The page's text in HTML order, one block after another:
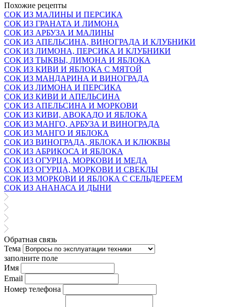
Похожие рецепты
СОК ИЗ МАЛИНЫ И ПЕРСИКА
СОК ИЗ ГРАНАТА И ЛИМОНА
СОК ИЗ АРБУЗА И МАЛИНЫ
СОК ИЗ АПЕЛЬСИНА, ВИНОГРАДА И КЛУБНИКИ
СОК ИЗ ЛИМОНА, ПЕРСИКА И КЛУБНИКИ
СОК ИЗ ТЫКВЫ, ЛИМОНА И ЯБЛОКА
СОК ИЗ КИВИ И ЯБЛОКА С МЯТОЙ
СОК ИЗ МАНДАРИНА И ВИНОГРАДА
СОК ИЗ ЛИМОНА И ПЕРСИКА
СОК ИЗ КИВИ И АПЕЛЬСИНА
СОК ИЗ АПЕЛЬСИНА И МОРКОВИ
СОК ИЗ КИВИ, АВОКАДО И ЯБЛОКА
СОК ИЗ МАНГО, АРБУЗА И ВИНОГРАДА
СОК ИЗ МАНГО И ЯБЛОКА
СОК ИЗ ВИНОГРАДА, ЯБЛОКА И КЛЮКВЫ
СОК ИЗ АБРИКОСА И ЯБЛОКА
СОК ИЗ ОГУРЦА, МОРКОВИ И МЕДА
СОК ИЗ ОГУРЦА, МОРКОВИ И СВЕКЛЫ
СОК ИЗ МОРКОВИ И ЯБЛОКА С СЕЛЬДЕРЕЕМ
СОК ИЗ АНАНАСА И ДЫНИ
Обратная связь
Тема
заполните поле
Имя
Email
Номер телефона